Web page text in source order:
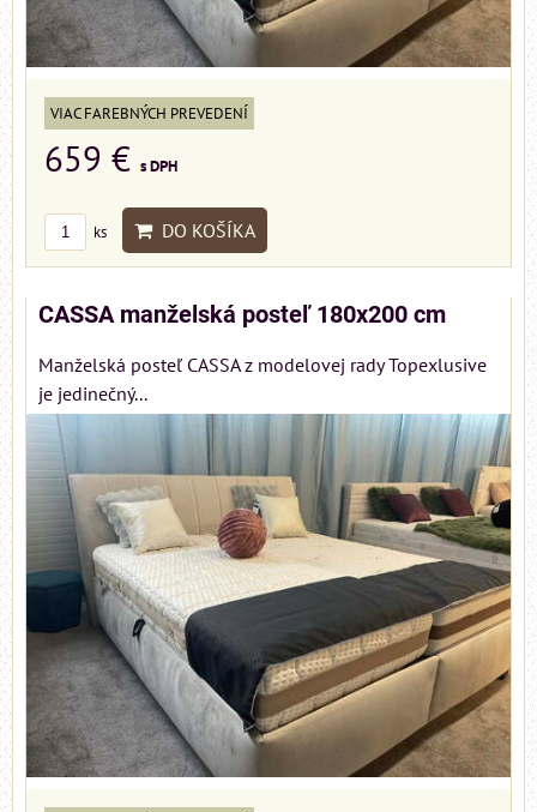
VIAC FAREBNÝCH PREVEDENÍ
659 € s DPH
ks DO KOŠÍKA
CASSA manželská posteľ 180x200 cm
Manželská posteľ CASSA z modelovej rady Topexlusive
je jedinečný...